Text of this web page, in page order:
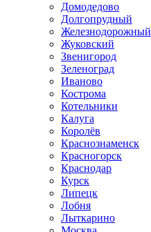
Домодедово
Долгопрудный
Железнодорожный
Жуковский
Звенигород
Зеленоград
Иваново
Кострома
Котельники
Калуга
Королёв
Краснознаменск
Красногорск
Краснодар
Курск
Липецк
Лобня
Лыткарино